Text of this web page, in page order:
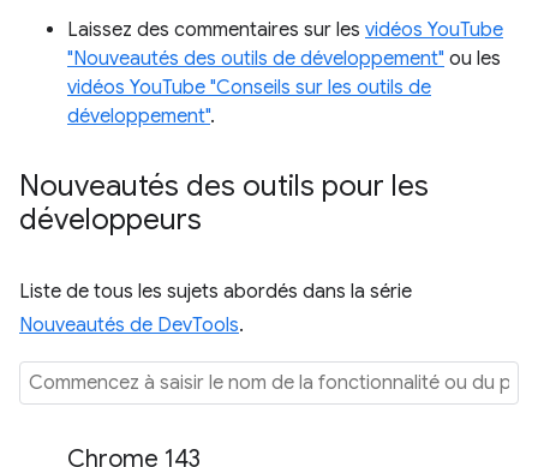
Laissez des commentaires sur les vidéos YouTube
"Nouveautés des outils de développement" ou les
vidéos YouTube "Conseils sur les outils de
développement".
Nouveautés des outils pour les
développeurs
Liste de tous les sujets abordés dans la série
Nouveautés de DevTools.
Chrome 143